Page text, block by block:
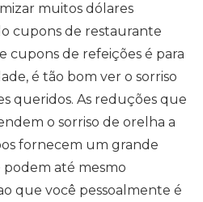
muitos dólares
cupons de restaurante
cupons de refeições é para
é tão bom ver o sorriso
queridos. As reduções que
o sorriso de orelha a
fornecem um grande
até mesmo
que você pessoalmente é